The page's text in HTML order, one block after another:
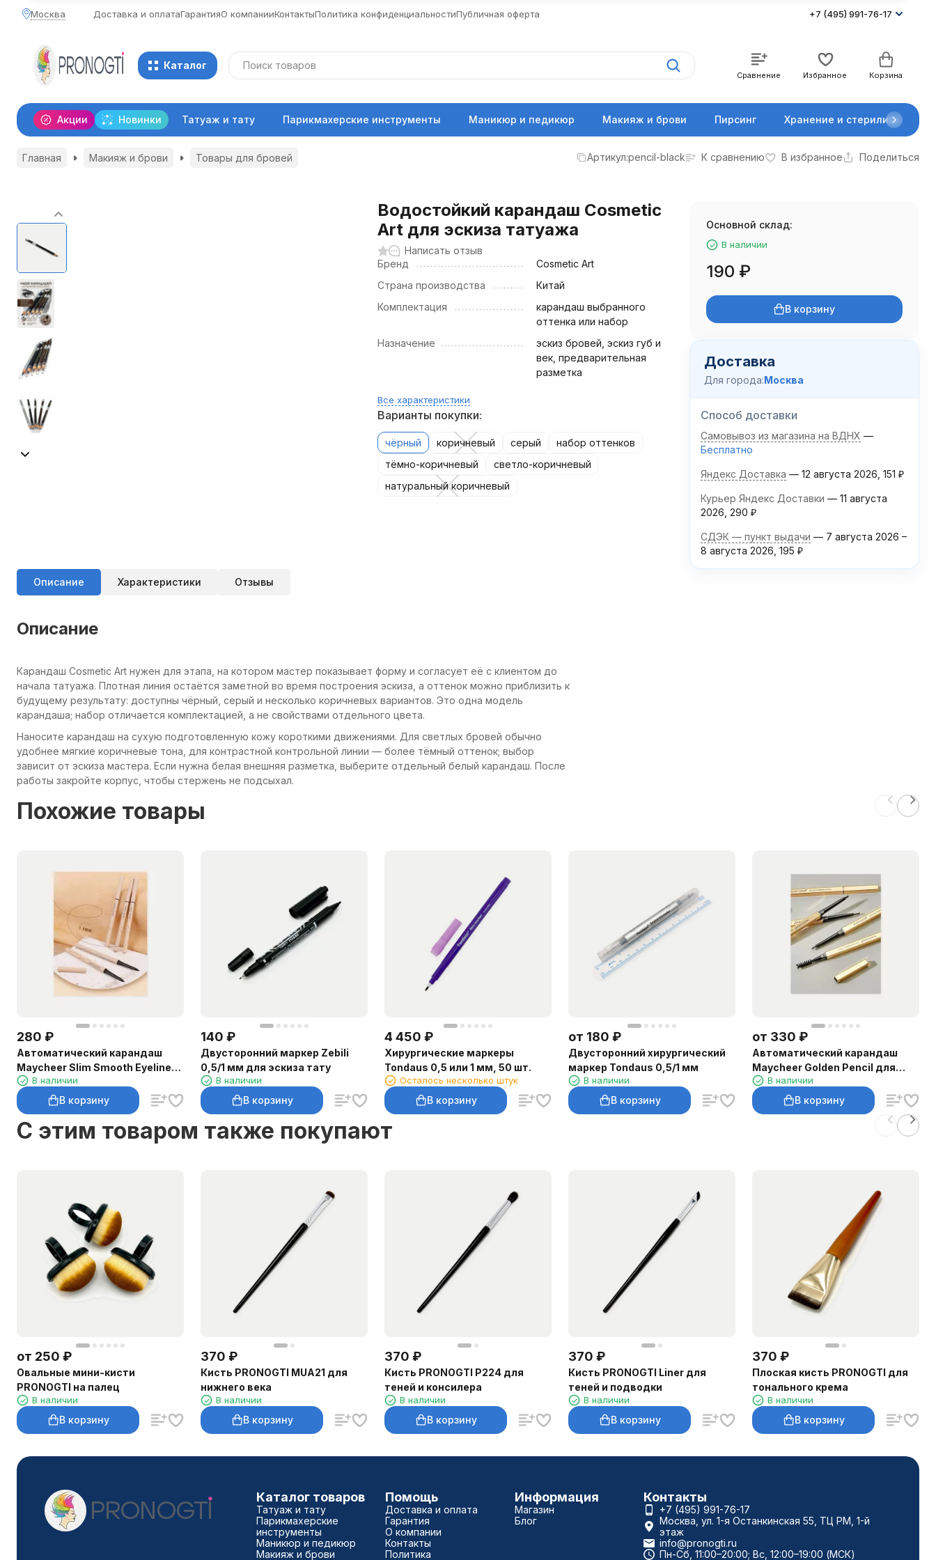
Москва Доставка и оплатаГарантияО компанииКонтактыПолитика конфиденциальностиПубличная оферта +7 (495) 991-76-17
Каталог
Сравнение Избранное Корзина
Акции Новинки Татуаж и тату Парикмахерские инструменты Маникюр и педикюр Макияж и брови Пирсинг Хранение и стерилизация
Главная Макияж и брови Товары для бровей Артикул:pencil-black К сравнению В избранное Поделиться
Водостойкий карандаш Cosmetic
Art для эскиза татуажа
Написать отзыв
Бренд
Cosmetic Art
Страна производства
Китай
Комплектация
карандаш выбранного
оттенка или набор
Назначение
эскиз бровей, эскиз губ и
век, предварительная
разметка
Все характеристики
Варианты покупки:
чёрный коричневый серый
набор оттенков
тёмно-коричневый
светло-коричневый
натуральный коричневый
Основной склад:
В наличии
190 ₽
В корзину
Доставка
Для города:Москва
Способ доставки
Самовывоз из магазина на ВДНХ
Бесплатно
Яндекс Доставка 12 августа 2026 151 ₽
Курьер Яндекс Доставки
11 августа
2026 290 ₽
СДЭК — пункт выдачи 7 августа 2026 –
8 августа 2026 195 ₽
Описание Характеристики Отзывы
Описание
Карандаш Cosmetic Art нужен для этапа, на котором мастер показывает форму и согласует её с клиентом до
начала татуажа. Плотная линия остаётся заметной во время построения эскиза, а оттенок можно приблизить к
будущему результату: доступны чёрный, серый и несколько коричневых вариантов. Это одна модель
карандаша; набор отличается комплектацией, а не свойствами отдельного цвета.
Наносите карандаш на сухую подготовленную кожу короткими движениями. Для светлых бровей обычно
удобнее мягкие коричневые тона, для контрастной контрольной линии — более тёмный оттенок; выбор
зависит от эскиза мастера. Если нужна белая внешняя разметка, выберите отдельный белый карандаш. После
работы закройте корпус, чтобы стержень не подсыхал.
Похожие товары
280 ₽
Автоматический карандаш
Maycheer Slim Smooth Eyeliner
для глаз
В наличии
В корзину
140 ₽
Двусторонний маркер Zebili
0,5/1 мм для эскиза тату
В наличии
В корзину
4 450 ₽
Хирургические маркеры
Tondaus 0,5 или 1 мм, 50 шт.
Осталось несколько штук
В корзину
от 180 ₽
Двусторонний хирургический
маркер Tondaus 0,5/1 мм
В наличии
В корзину
от 330 ₽
Автоматический карандаш
Maycheer Golden Pencil для
бровей
В наличии
В корзину
C этим товаром также покупают
от 250 ₽
Овальные мини-кисти
PRONOGTI на палец
В наличии
В корзину
370 ₽
Кисть PRONOGTI MUA21 для
нижнего века
В наличии
В корзину
370 ₽
Кисть PRONOGTI P224 для
теней и консилера
В наличии
В корзину
370 ₽
Кисть PRONOGTI Liner для
теней и подводки
В наличии
В корзину
370 ₽
Плоская кисть PRONOGTI для
тонального крема
В наличии
В корзину
Каталог товаров
Татуаж и тату
Парикмахерские
инструменты
Маникюр и педикюр
Макияж и брови
Помощь
Доставка и оплата
Гарантия
О компании
Контакты
Политика
Информация
Магазин
Блог
Контакты
+7 (495) 991-76-17
Москва, ул. 1-я Останкинская 55, ТЦ РМ, 1-й
этаж
info@pronogti.ru
Пн-Сб, 11:00–20:00; Вс, 12:00–19:00 (МСК)